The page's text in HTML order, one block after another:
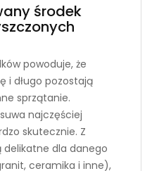
środek
powoduje, że
i długo pozostają
sprzątanie.
najczęściej
skutecznie. Z
dla danego
ceramika i inne),